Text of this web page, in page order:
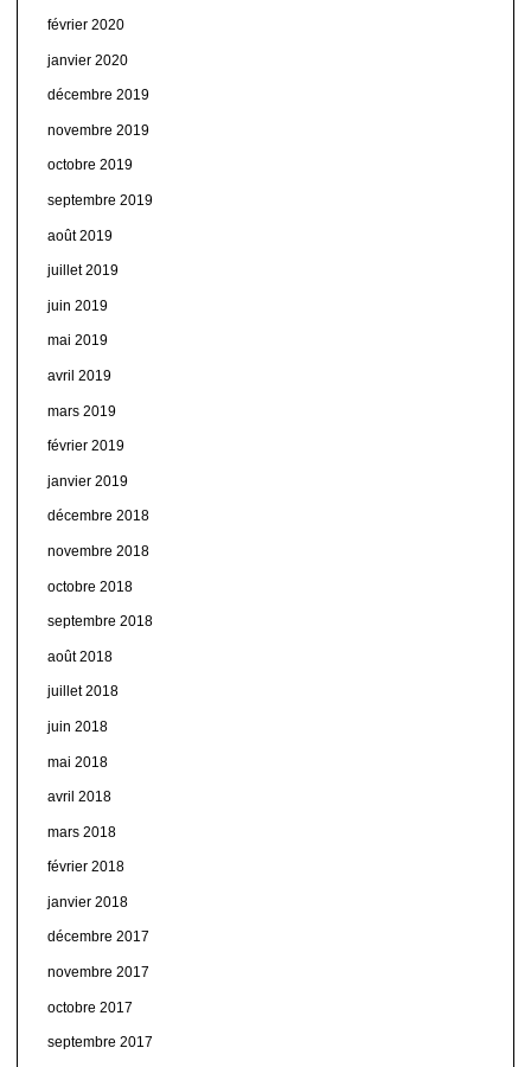
février 2020
janvier 2020
décembre 2019
novembre 2019
octobre 2019
septembre 2019
août 2019
juillet 2019
juin 2019
mai 2019
avril 2019
mars 2019
février 2019
janvier 2019
décembre 2018
novembre 2018
octobre 2018
septembre 2018
août 2018
juillet 2018
juin 2018
mai 2018
avril 2018
mars 2018
février 2018
janvier 2018
décembre 2017
novembre 2017
octobre 2017
septembre 2017